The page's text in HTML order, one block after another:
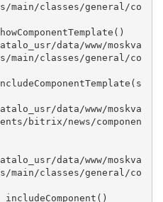
main/classes/general/co
main/classes/general/co
bitrix/news/componen
main/classes/general/co